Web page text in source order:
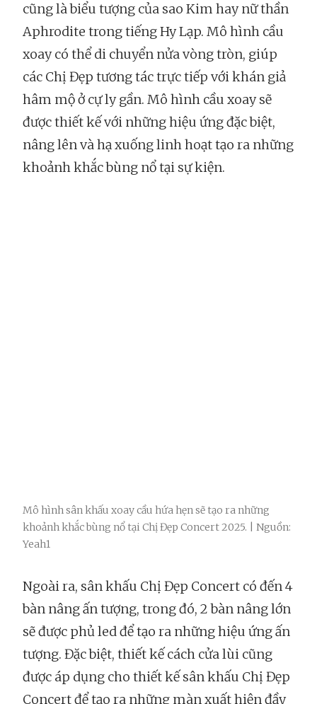
cũng là biểu tượng của sao Kim hay nữ thần
Aphrodite trong tiếng Hy Lạp. Mô hình cầu
xoay có thể di chuyển nửa vòng tròn, giúp
các Chị Đẹp tương tác trực tiếp với khán giả
hâm mộ ở cự ly gần. Mô hình cầu xoay sẽ
được thiết kế với những hiệu ứng đặc biệt,
nâng lên và hạ xuống linh hoạt tạo ra những
khoảnh khắc bùng nổ tại sự kiện.
Mô hình sân khấu xoay cầu hứa hẹn sẽ tạo ra những
khoảnh khắc bùng nổ tại Chị Đẹp Concert 2025. | Nguồn:
Yeah1
Ngoài ra, sân khấu Chị Đẹp Concert có đến 4
bàn nâng ấn tượng, trong đó, 2 bàn nâng lớn
sẽ được phủ led để tạo ra những hiệu ứng ấn
tượng. Đặc biệt, thiết kế cách cửa lùi cũng
được áp dụng cho thiết kế sân khấu Chị Đẹp
Concert để tạo ra những màn xuất hiện đầy